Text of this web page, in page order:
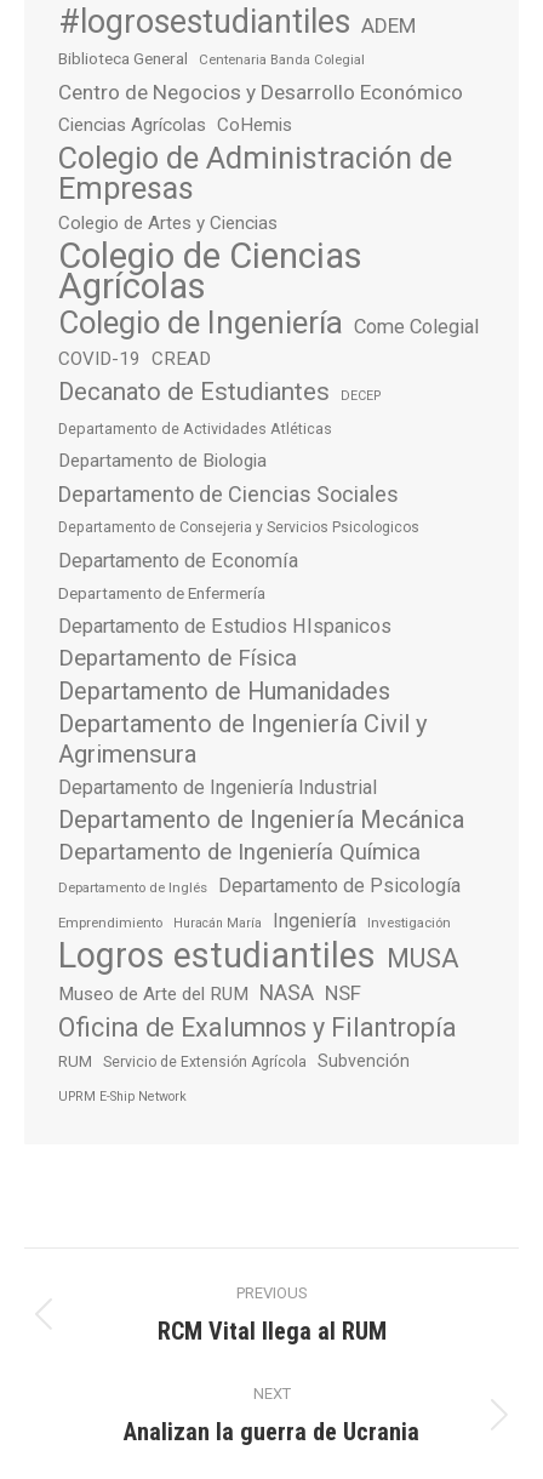
#logrosestudiantiles ADEM
Biblioteca General Centenaria Banda Colegial
Centro de Negocios y Desarrollo Económico
Ciencias Agrícolas CoHemis
Colegio de Administración de
Empresas
Colegio de Artes y Ciencias
Colegio de Ciencias
Agrícolas
Colegio de Ingeniería Come Colegial
COVID-19 CREAD
Decanato de Estudiantes DECEP
Departamento de Actividades Atléticas
Departamento de Biologia
Departamento de Ciencias Sociales
Departamento de Consejeria y Servicios Psicologicos
Departamento de Economía
Departamento de Enfermería
Departamento de Estudios HIspanicos
Departamento de Física
Departamento de Humanidades
Departamento de Ingeniería Civil y
Agrimensura
Departamento de Ingeniería Industrial
Departamento de Ingeniería Mecánica
Departamento de Ingeniería Química
Departamento de Inglés Departamento de Psicología
Emprendimiento Huracán María Ingeniería Investigación
Logros estudiantiles MUSA
Museo de Arte del RUM NASA NSF
Oficina de Exalumnos y Filantropía
RUM Servicio de Extensión Agrícola Subvención
UPRM E-Ship Network
navigation
PREVIOUS
Previous
RCM Vital llega al RUM
NEXT
Next
Analizan la guerra de Ucrania